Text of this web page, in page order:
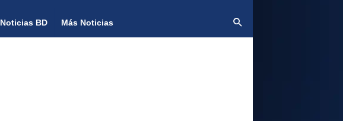
Noticias BD Más Noticias